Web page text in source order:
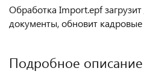
Обработка Import.epf
документы, обновит кадровые
Подробное описание